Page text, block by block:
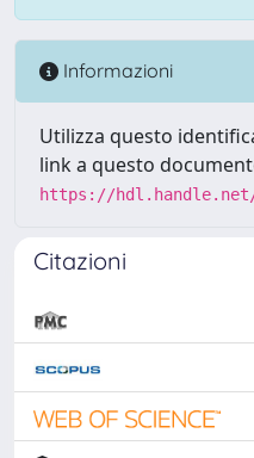
Informazioni
Utilizza questo
link a questo
https://hdl.handle.net/
Citazioni